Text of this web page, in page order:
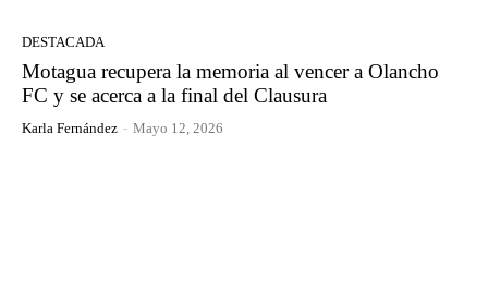
DESTACADA
Motagua recupera la memoria al vencer a Olancho
FC y se acerca a la final del Clausura
Karla Fernández - Mayo 12, 2026